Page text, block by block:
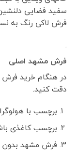
سفید فضایی
فرش لاکی رنگ به
.
فرش مشهد اصلی
در هنگام خرید
دقت کنید.
برچسب با
برچسب کاغذی
فرش مشهد بدون